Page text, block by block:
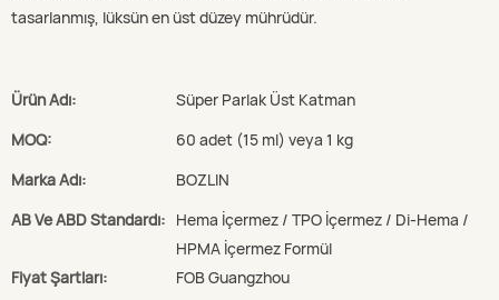
tasarlanmış, lüksün en üst düzey mührüdür.
Ürün Adı:
Süper Parlak Üst Katman
MOQ:
60 adet (15 ml) veya 1 kg
Marka Adı:
BOZLIN
AB Ve ABD Standardı: Hema İçermez / TPO İçermez / Di-Hema /
HPMA İçermez Formül
Fiyat Şartları:
FOB Guangzhou